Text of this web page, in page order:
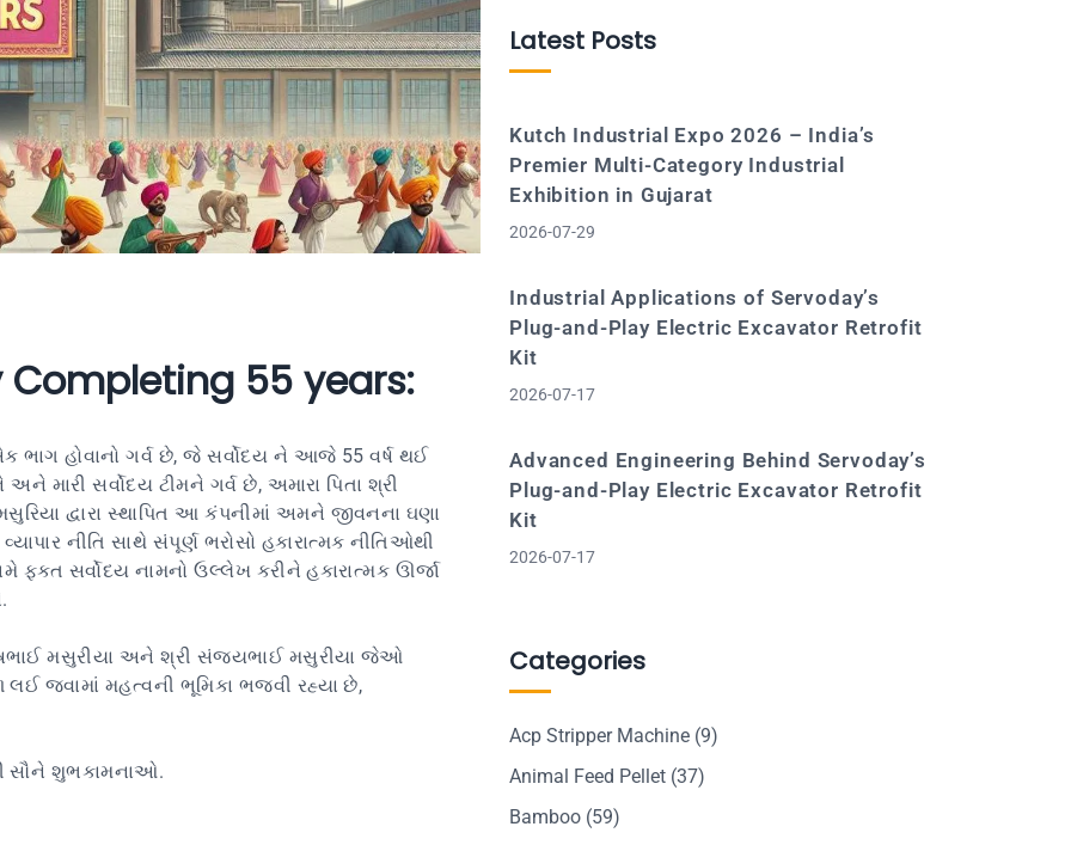
Completing 55 years:
ભાગ હોવાનો ગર્વ છે, જે સર્વોદય ને આજે 55 વર્ષ થઈ
મારી સર્વોદય ટીમને ગર્વ છે, અમારા પિતા શ્રી
દ્વારા સ્થાપિત આ કંપનીમાં અમને જીવનના ઘણા
નીતિ સાથે સંપૂર્ણ ભરોસો હકારાત્મક નીતિઓથી
સર્વોદય નામનો ઉલ્લેખ કરીને હકારાત્મક ઊર્જા
મસુરીયા અને શ્રી સંજયભાઈ મસુરીયા જેઓ
જવામાં મહત્વની ભૂમિકા ભજવી રહ્યા છે,
સૌને શુભકામનાઓ.
Latest Posts
Kutch Industrial Expo 2026 – India’s
Premier Multi-Category Industrial
Exhibition in Gujarat
2026-07-29
Industrial Applications of Servoday’s
Plug-and-Play Electric Excavator Retrofit
Kit
2026-07-17
Advanced Engineering Behind Servoday’s
Plug-and-Play Electric Excavator Retrofit
Kit
2026-07-17
Categories
Acp Stripper Machine (9)
Animal Feed Pellet (37)
Bamboo (59)